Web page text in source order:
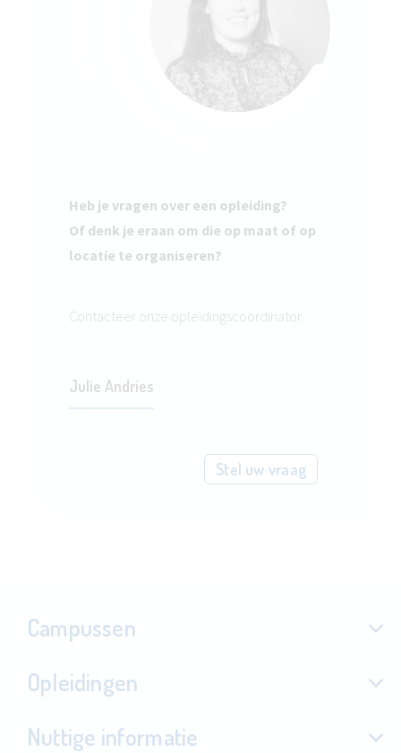
Heb je vragen over een opleiding?
Of denk je eraan om die op maat of op
locatie te organiseren?
Contacteer onze opleidingscoördinator
Julie Andries
Stel uw vraag
Campussen
Opleidingen
Nuttige informatie